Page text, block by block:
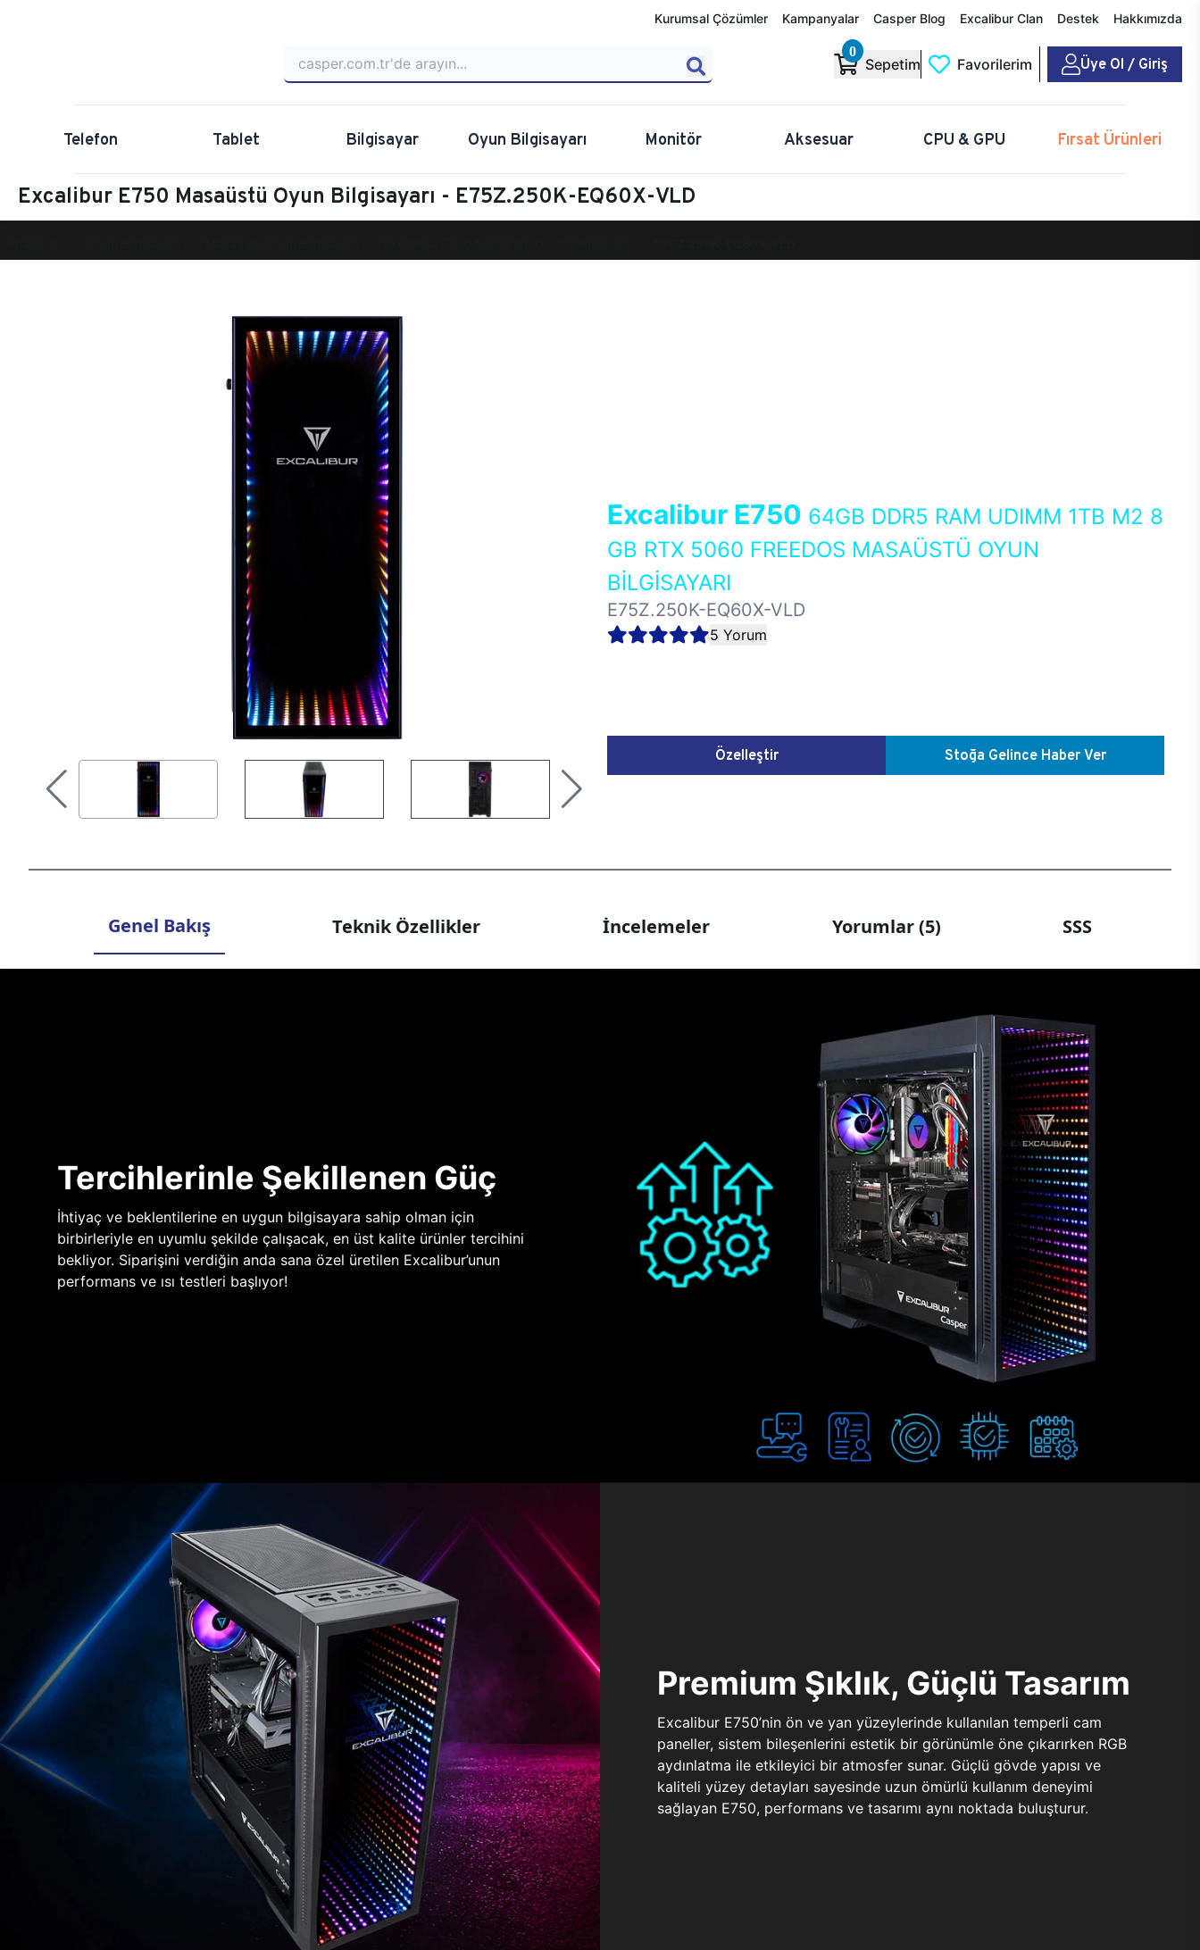
Kurumsal Çözümler Kampanyalar Casper Blog Excalibur Clan Destek Hakkımızda
0
Sepetim Favorilerim Üye Ol / Giriş
Telefon Tablet Bilgisayar Oyun Bilgisayarı Monitör Aksesuar CPU & GPU Fırsat Ürünleri
Excalibur E750 Masaüstü Oyun Bilgisayarı - E75Z.250K-EQ60X-VLD
Excalibur E750 64GB DDR5 RAM UDIMM 1TB M2 8
GB RTX 5060 FREEDOS MASAÜSTÜ OYUN
BİLGİSAYARI
E75Z.250K-EQ60X-VLD
5 Yorum
Özelleştir Stoğa Gelince Haber Ver
Genel Bakış Teknik Özellikler İncelemeler Yorumlar (5) SSS
Tercihlerinle Şekillenen Güç
İhtiyaç ve beklentilerine en uygun bilgisayara sahip olman için
birbirleriyle en uyumlu şekilde çalışacak, en üst kalite ürünler tercihini
bekliyor. Siparişini verdiğin anda sana özel üretilen Excalibur’unun
performans ve ısı testleri başlıyor!
Premium Şıklık, Güçlü Tasarım
Excalibur E750’nin ön ve yan yüzeylerinde kullanılan temperli cam
paneller, sistem bileşenlerini estetik bir görünümle öne çıkarırken RGB
aydınlatma ile etkileyici bir atmosfer sunar. Güçlü gövde yapısı ve
kaliteli yüzey detayları sayesinde uzun ömürlü kullanım deneyimi
sağlayan E750, performans ve tasarımı aynı noktada buluşturur.